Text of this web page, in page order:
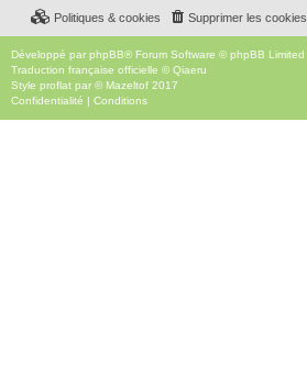
Supprimer les cookies
Politiques & cookies
Développé par phpBB® Forum Software © phpBB Limited
Traduction française officielle ©Qiaeru
Style proflat par © Mazeltof 2017
Confidentialité | Conditions